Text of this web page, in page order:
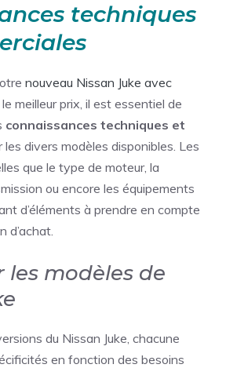
techniques
nouveau Nissan Juke avec
meilleur prix, il est essentiel de
connaissances techniques et
les divers modèles disponibles. Les
que le type de moteur, la
ou encore les équipements
d’éléments à prendre en compte
d’achat.
les modèles de
du Nissan Juke, chacune
en fonction des besoins